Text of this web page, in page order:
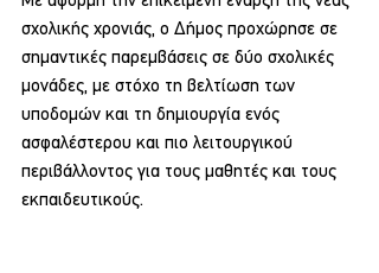
σχολικής χρονιάς, ο Δήμος προχώρησε σε
σημαντικές παρεμβάσεις σε δύο σχολικές
μονάδες, με στόχο τη βελτίωση των
υποδομών και τη δημιουργία ενός
ασφαλέστερου και πιο λειτουργικού
περιβάλλοντος για τους μαθητές και τους
εκπαιδευτικούς.